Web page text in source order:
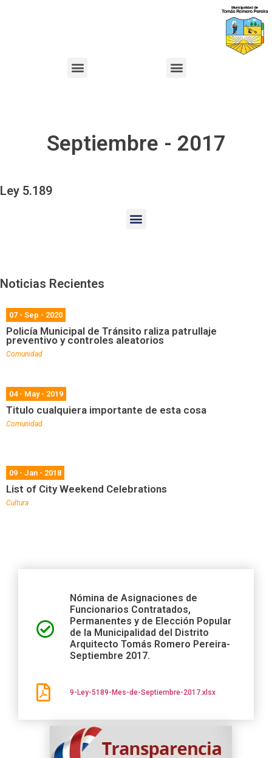
Septiembre - 2017
Ley 5.189
Noticias Recientes
07 - Sep - 2020
Policía Municipal de Tránsito raliza patrullaje
preventivo y controles aleatorios
Comunidad
04 - May - 2019
Titulo cualquiera importante de esta cosa
Comunidad
09 - Jan - 2018
List of City Weekend Celebrations
Cultura
Nómina de Asignaciones de
Funcionarios Contratados,
Permanentes y de Elección Popular
de la Municipalidad del Distrito
Arquitecto Tomás Romero Pereira-
Septiembre 2017.
9-Ley-5189-Mes-de-Septiembre-2017.xlsx